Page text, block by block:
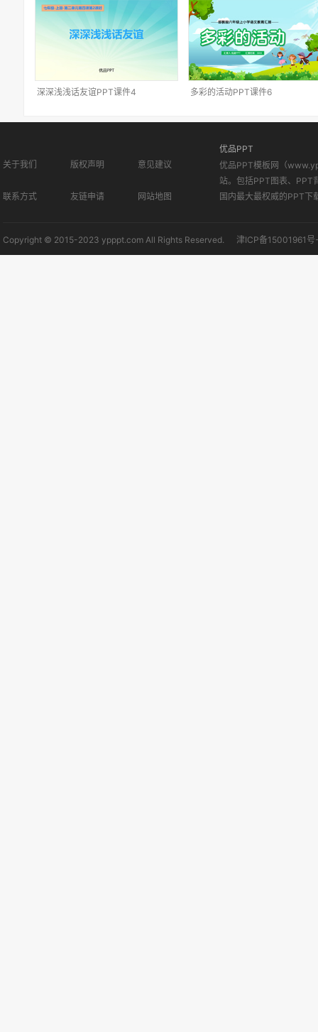
深深浅浅话友谊PPT课件4 多彩的活动PPT课件6
关于我们 版权声明 意见建议
联系方式 友链申请 网站地图
优品PPT
优品PPT模板网（
站。包括PPT图表、PPT
国内最大最权威的PPT下
Copyright © 2015-2023 ypppt.com All Rights Reserved. 津ICP备15001961号